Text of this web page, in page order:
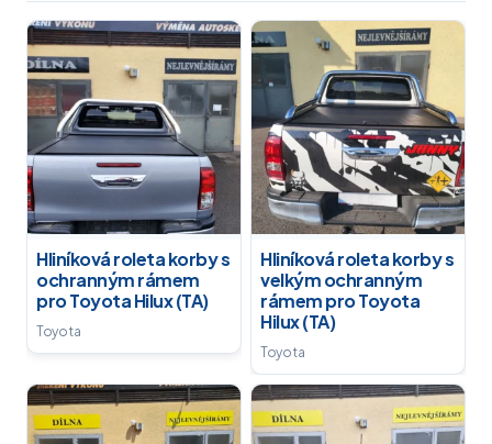
Hliníková roleta korby s
ochranným rámem
pro Toyota Hilux (TA)
Toyota
Hliníková roleta korby s
velkým ochranným
rámem pro Toyota
Hilux (TA)
Toyota